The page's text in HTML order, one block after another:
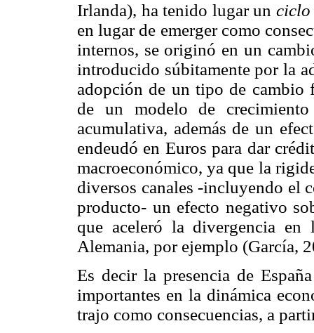
Irlanda), ha tenido lugar un ciclo
en lugar de emerger como
internos, se originó en un
introducido súbitamente por la
adopción de un tipo de cambio
de un modelo de
acumulativa, además de un
endeudó en Euros para dar
macroeconómico, ya que la
diversos canales -incluyendo el
producto- un efecto negativo
que aceleró la divergencia en
Alemania, por ejemplo (García,
Es decir la presencia de
importantes en la dinámica
trajo como consecuencias, a